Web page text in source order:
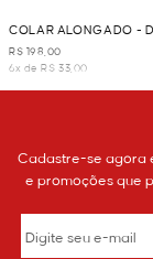
COLAR ALONGADO -
R$ 198,00
6x de R$ 33,00
Cadastre-se agora
e promoções que